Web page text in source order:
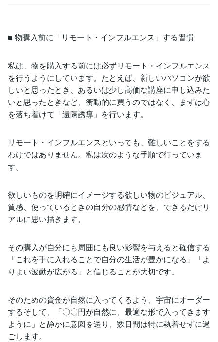
■ 物購入前に「リモート・インフルエンス」する習慣
私は、物を購入する前には必ずリモート・インフルエンス
を行うようにしています。たとえば、新しいパソコンが欲
しいと思ったとき、あるいは少し高価な講座に申し込みた
いと思ったときなど、衝動的に買うのではなく、まずは心
を落ち着けて「遠隔誘導」を行います。
リモート・インフルエンスといっても、難しいことをする
わけではありません。私は次のような手順で行っていま
す。
欲しいものを明確にイメージする欲しい物のビジュアル、
質感、使っているときの自分の感情などを、できるだけリ
アルに思い描きます。
その購入が自分にも周囲にも良い影響を与えると確信する
「これを手に入れることで自分の生活が豊かになる」「よ
りよい波動が広がる」と信じることが大切です。
そのための資金が自然に入ってくるよう、宇宙にオーダー
するそして、「〇〇円が自然に、最適な形で入ってきます
ように」と静かに意図を送り、数日間は特に執着せずに過
ごします。